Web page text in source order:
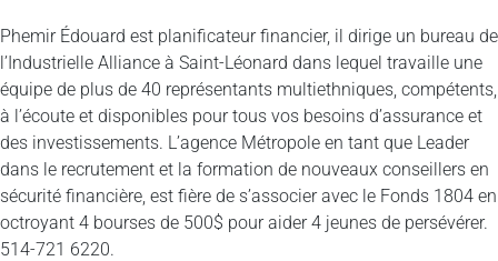
Phemir Édouard est planificateur financier, il dirige un bureau de
l’Industrielle Alliance à Saint-Léonard dans lequel travaille une
équipe de plus de 40 représentants multiethniques, compétents,
à l’écoute et disponibles pour tous vos besoins d’assurance et
des investissements. L’agence Métropole en tant que Leader
dans le recrutement et la formation de nouveaux conseillers en
sécurité financière, est fière de s’associer avec le Fonds 1804 en
octroyant 4 bourses de 500$ pour aider 4 jeunes de persévérer.
514-721 6220.